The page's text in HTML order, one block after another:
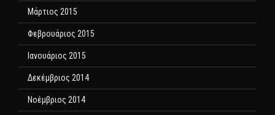
Μάρτιος 2015
Φεβρουάριος 2015
Ιανουάριος 2015
Δεκέμβριος 2014
Νοέμβριος 2014